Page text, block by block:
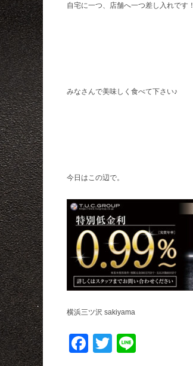
自宅に一つ、店舗へ一つ差し入れです！
みなさんで美味しく食べて下さい♪
今日はこの辺で。
横浜三ツ沢 sakiyama
Facebook
Twitter